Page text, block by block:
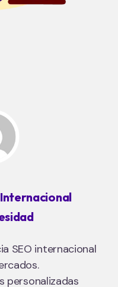
Internacional
SEO internacional
personalizadas